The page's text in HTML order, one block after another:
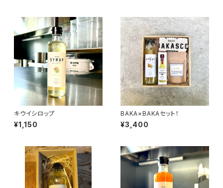
キウイシロップ
¥1,150
BAKA×BAKAセット！
¥3,400